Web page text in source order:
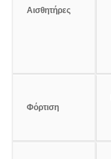
Αισθητήρες
Φόρτιση